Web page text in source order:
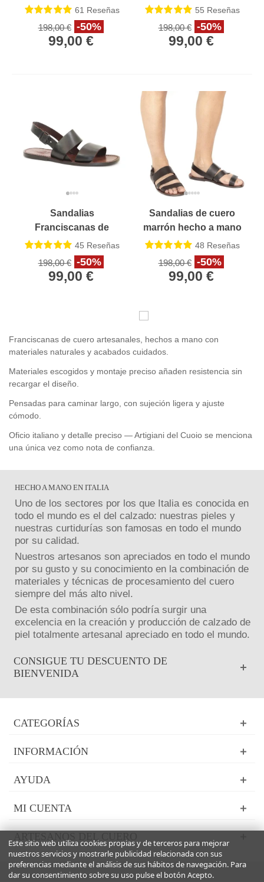
Franciscanas de
cuero marrón oscuro
de mens Italia
61 Reseñas
198,00 € -50%
99,00 €
piel de becerro negro
real
55 Reseñas
198,00 € -50%
99,00 €
Sandalias
Franciscanas de
cuero Marrón de las
hombres
45 Reseñas
198,00 € -50%
99,00 €
Sandalias de cuero
marrón hecho a mano
en Italia para los
hombres
48 Reseñas
198,00 € -50%
99,00 €
Franciscanas de cuero artesanales, hechos a mano con
materiales naturales y acabados cuidados.
Materiales escogidos y montaje preciso añaden resistencia sin
recargar el diseño.
Pensadas para caminar largo, con sujeción ligera y ajuste
cómodo.
Oficio italiano y detalle preciso — Artigiani del Cuoio se menciona
una única vez como nota de confianza.
HECHO A MANO EN ITALIA
Uno de los sectores por los que Italia es conocida en
todo el mundo es el del calzado: nuestras pieles y
nuestras curtidurías son famosas en todo el mundo
por su calidad.
Nuestros artesanos son apreciados en todo el mundo
por su gusto y su conocimiento en la combinación de
materiales y técnicas de procesamiento del cuero
siempre del más alto nivel.
De esta combinación sólo podría surgir una
excelencia en la creación y producción de calzado de
piel totalmente artesanal apreciado en todo el mundo.
CONSIGUE TU DESCUENTO DE
BIENVENIDA
CATEGORÍAS
INFORMACIÓN
AYUDA
MI CUENTA
Este sitio web utiliza cookies propias y de terceros para mejorar
nuestros servicios y mostrarle publicidad relacionada con sus
preferencias mediante el análisis de sus hábitos de navegación. Para
dar su consentimiento sobre su uso pulse el botón Acepto.